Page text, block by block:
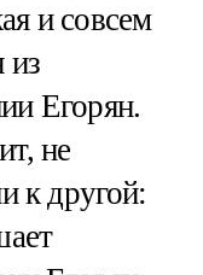
и совсем
из
Егорян.
не
к другой: